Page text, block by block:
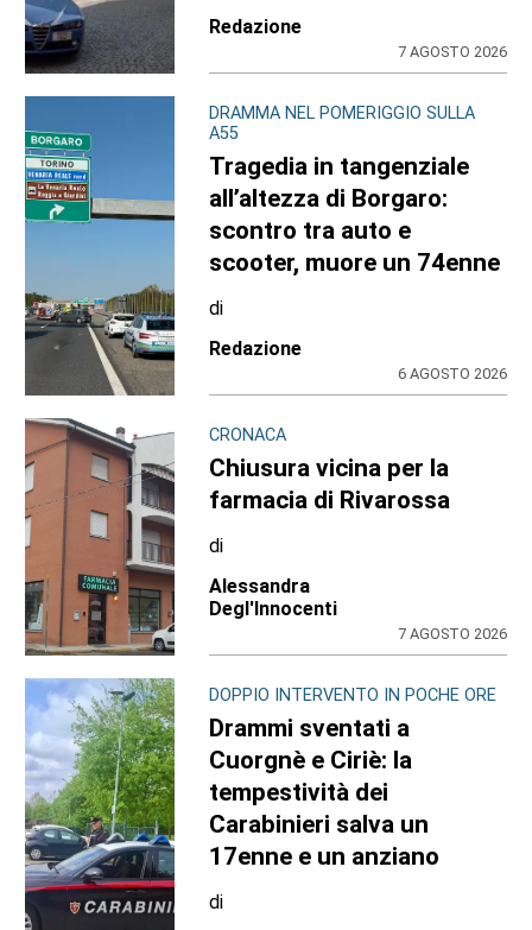
Redazione
7 AGOSTO 2026
DRAMMA NEL POMERIGGIO SULLA
A55
Tragedia in tangenziale
all’altezza di Borgaro:
scontro tra auto e
scooter, muore un 74enne
di
Redazione
6 AGOSTO 2026
CRONACA
Chiusura vicina per la
farmacia di Rivarossa
di
Alessandra
Degl'Innocenti
7 AGOSTO 2026
DOPPIO INTERVENTO IN POCHE ORE
Drammi sventati a
Cuorgnè e Ciriè: la
tempestività dei
Carabinieri salva un
17enne e un anziano
di